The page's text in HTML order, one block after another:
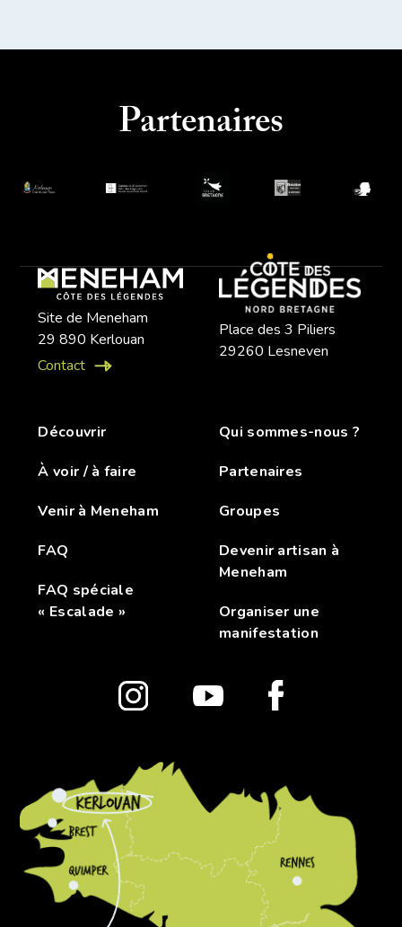
Partenaires
Site de Meneham
29 890 Kerlouan
Contact
Place des 3 Piliers
29260 Lesneven
Découvrir
À voir / à faire
Venir à Meneham
FAQ
FAQ spéciale
« Escalade »
Qui sommes-nous ?
Partenaires
Groupes
Devenir artisan à
Meneham
Organiser une
manifestation